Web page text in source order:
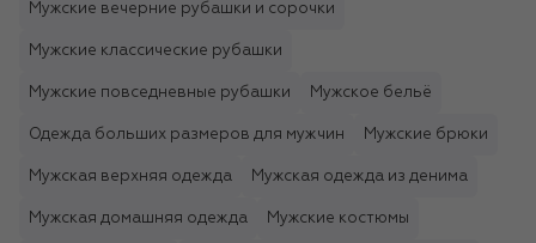
Мужские вечерние рубашки и сорочки
Мужские классические рубашки
Мужские повседневные рубашки Мужское бельё
Одежда больших размеров для мужчин Мужские брюки
Мужская верхняя одежда Мужская одежда из денима
Мужская домашняя одежда Мужские костюмы